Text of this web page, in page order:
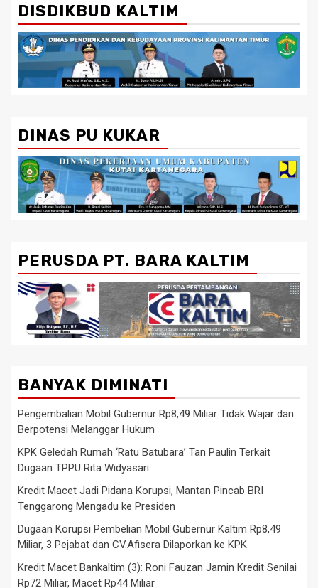
DISDIKBUD KALTIM
DINAS PU KUKAR
PERUSDA PT. BARA KALTIM
BANYAK DIMINATI
Pengembalian Mobil Gubernur Rp8,49 Miliar Tidak Wajar dan
Berpotensi Melanggar Hukum
KPK Geledah Rumah ‘Ratu Batubara’ Tan Paulin Terkait
Dugaan TPPU Rita Widyasari
Kredit Macet Jadi Pidana Korupsi, Mantan Pincab BRI
Tenggarong Mengadu ke Presiden
Dugaan Korupsi Pembelian Mobil Gubernur Kaltim Rp8,49
Miliar, 3 Pejabat dan CV.Afisera Dilaporkan ke KPK
Kredit Macet Bankaltim (3): Roni Fauzan Jamin Kredit Senilai
Rp72 Miliar, Macet Rp44 Miliar